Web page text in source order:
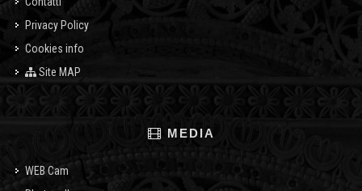
Privacy Policy
Cookies info
Site MAP
MEDIA
WEB Cam